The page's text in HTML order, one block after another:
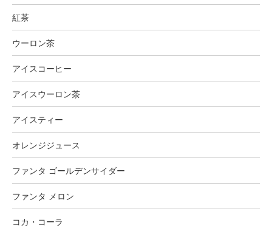
紅茶
ウーロン茶
アイスコーヒー
アイスウーロン茶
アイスティー
オレンジジュース
ファンタ ゴールデンサイダー
ファンタ メロン
コカ・コーラ